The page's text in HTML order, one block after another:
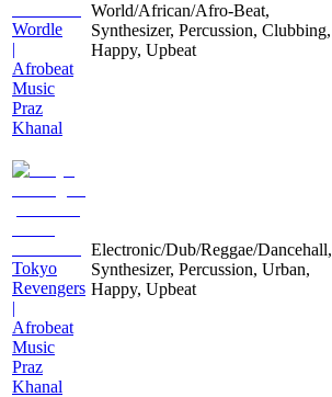
Wordle
|
Afrobeat
Music
Praz
Khanal
World/African/Afro-Beat,
Synthesizer, Percussion, Clubbing,
Happy, Upbeat
Tokyo
Revengers
|
Afrobeat
Music
Praz
Khanal
Electronic/Dub/Reggae/Dancehall,
Synthesizer, Percussion, Urban,
Happy, Upbeat